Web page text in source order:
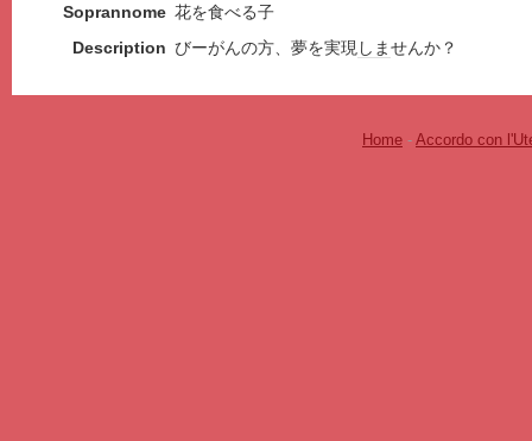
Soprannome 花を食べる子
Description びーがんの方、夢を実現しませんか？
Home - Accordo con